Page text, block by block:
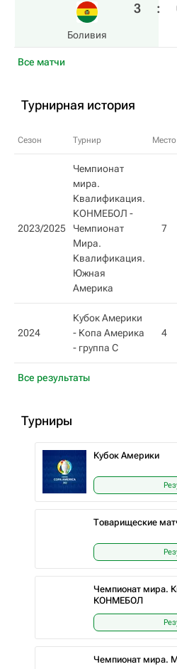
Все матчи
Боливия
3 :
Турнирная история
Сезон Турнир Место
2023/2025
Чемпионат
мира.
Квалификация.
КОНМЕБОЛ -
Чемпионат
Мира.
Квалификация.
Южная
Америка
7
2024
Кубок Америки
- Копа Америка
- группа C
4
Все результаты
Турниры
Кубок Америки
Товарищеские
Чемпионат мира.
КОНМЕБОЛ
Чемпионат мира.